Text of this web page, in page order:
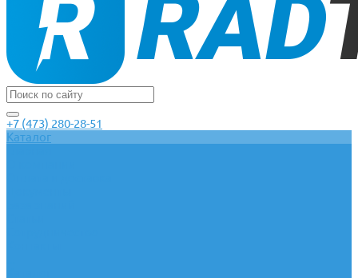
+7 (473) 280-28-51
Каталог